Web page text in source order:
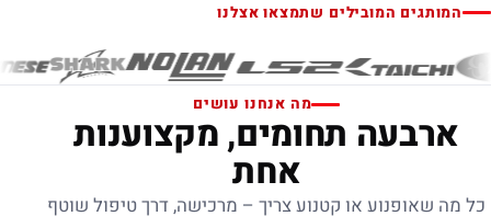
המותגים המובילים שתמצאו אצלנו
מה אנחנו עושים
ארבעה תחומים, מקצוענות
אחת
כל מה שאופנוע או קטנוע צריך – מרכישה, דרך טיפול שוטף